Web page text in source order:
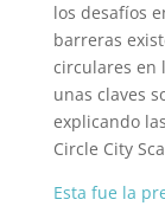
los desafíos
barreras
circulares en
unas claves
explicando
Circle City
Esta fue la